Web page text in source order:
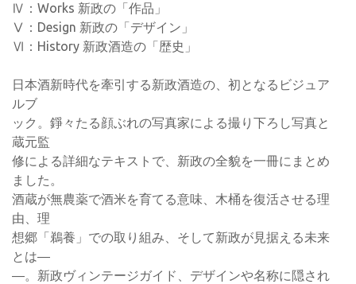
Ⅳ：Works 新政の「作品」
Ⅴ：Design 新政の「デザイン」
Ⅵ：History 新政酒造の「歴史」
日本酒新時代を牽引する新政酒造の、初となるビジュア
ルブ
ック。錚々たる顔ぶれの写真家による撮り下ろし写真と
蔵元監
修による詳細なテキストで、新政の全貌を一冊にまとめ
ました。
酒蔵が無農薬で酒米を育てる意味、木桶を復活させる理
由、理
想郷「鵜養」での取り組み、そして新政が見据える未来
とは―
―。新政ヴィンテージガイド、デザインや名称に隠され